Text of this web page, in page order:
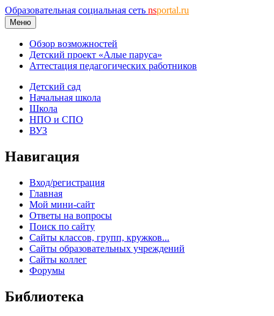
Образовательная социальная сеть nsportal.ru
Меню
Обзор возможностей
Детский проект «Алые паруса»
Аттестация педагогических работников
Детский сад
Начальная школа
Школа
НПО и СПО
ВУЗ
Навигация
Вход/регистрация
Главная
Мой мини-сайт
Ответы на вопросы
Поиск по сайту
Сайты классов, групп, кружков...
Сайты образовательных учреждений
Сайты коллег
Форумы
Библиотека